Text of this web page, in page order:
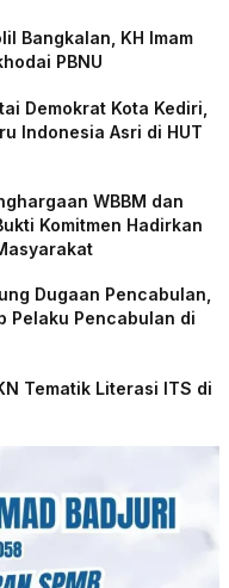
Bangkalan, KH Imam
PBNU
Demokrat Kota Kediri,
Indonesia Asri di HUT
WBBM dan
Komitmen Hadirkan
Dugaan Pencabulan,
Pelaku Pencabulan di
Tematik Literasi ITS di